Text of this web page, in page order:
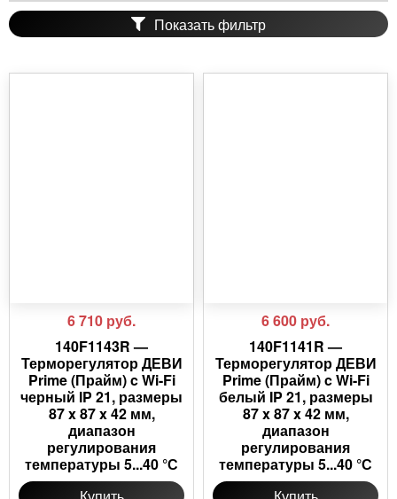
Показать фильтр
6 710 руб.
140F1143R —
Терморегулятор ДЕВИ
Prime (Прайм) c Wi-Fi
черный IP 21, размеры
87 x 87 x 42 мм,
диапазон
регулирования
температуры 5...40 °С
6 600 руб.
140F1141R —
Терморегулятор ДЕВИ
Prime (Прайм) c Wi-Fi
белый IP 21, размеры
87 x 87 x 42 мм,
диапазон
регулирования
температуры 5...40 °С